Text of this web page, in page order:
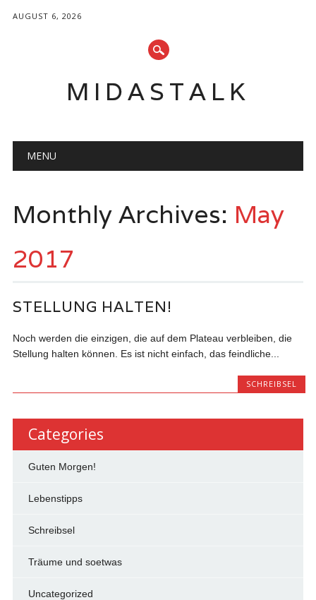
AUGUST 6, 2026
MIDASTALK
Main menu
MENU
Monthly Archives: May
2017
STELLUNG HALTEN!
Noch werden die einzigen, die auf dem Plateau verbleiben, die
Stellung halten können. Es ist nicht einfach, das feindliche...
SCHREIBSEL
Categories
Guten Morgen!
Lebenstipps
Schreibsel
Träume und soetwas
Uncategorized